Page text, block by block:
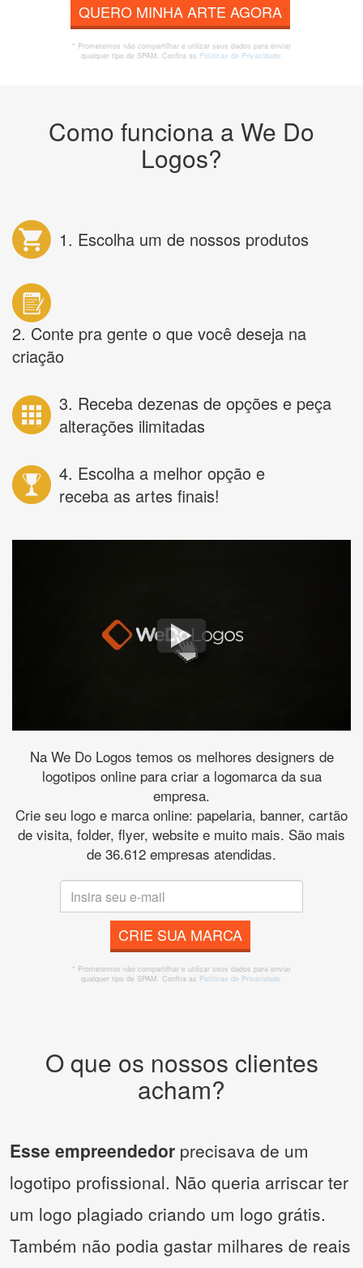
QUERO MINHA ARTE AGORA
* Prometemos não compartilhar e utilizar seus dados para enviar
qualquer tipo de SPAM. Confira as Políticas de Privacidade.
Como funciona a We Do
Logos?
1. Escolha um de nossos produtos
2. Conte pra gente o que você deseja na
criação
3. Receba dezenas de opções e peça
alterações ilimitadas
4. Escolha a melhor opção e
receba as artes finais!
Na We Do Logos temos os melhores designers de
logotipos online para criar a logomarca da sua
empresa.
Crie seu logo e marca online: papelaria, banner, cartão
de visita, folder, flyer, website e muito mais. São mais
de 36.612 empresas atendidas.
CRIE SUA MARCA
* Prometemos não compartilhar e utilizar seus dados para enviar
qualquer tipo de SPAM. Confira as Políticas de Privacidade.
O que os nossos clientes
acham?
Esse empreendedor precisava de um
logotipo profissional. Não queria arriscar ter
um logo plagiado criando um logo grátis.
Também não podia gastar milhares de reais